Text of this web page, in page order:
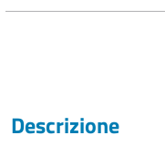
Descrizione